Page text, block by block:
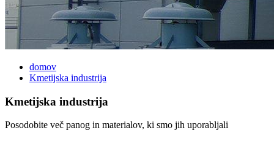
domov
Kmetijska industrija
Kmetijska industrija
Posodobite več panog in materialov, ki smo jih uporabljali